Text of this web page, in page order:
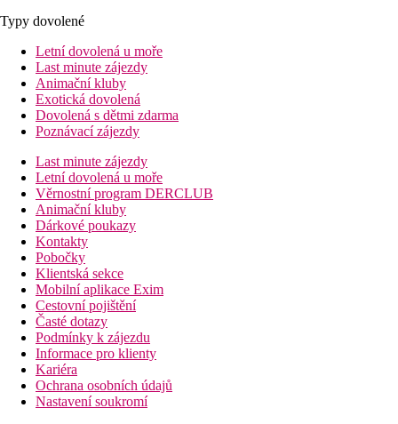
Typy dovolené
Letní dovolená u moře
Last minute zájezdy
Animační kluby
Exotická dovolená
Dovolená s dětmi zdarma
Poznávací zájezdy
Last minute zájezdy
Letní dovolená u moře
Věrnostní program DERCLUB
Animační kluby
Dárkové poukazy
Kontakty
Pobočky
Klientská sekce
Mobilní aplikace Exim
Cestovní pojištění
Časté dotazy
Podmínky k zájezdu
Informace pro klienty
Kariéra
Ochrana osobních údajů
Nastavení soukromí